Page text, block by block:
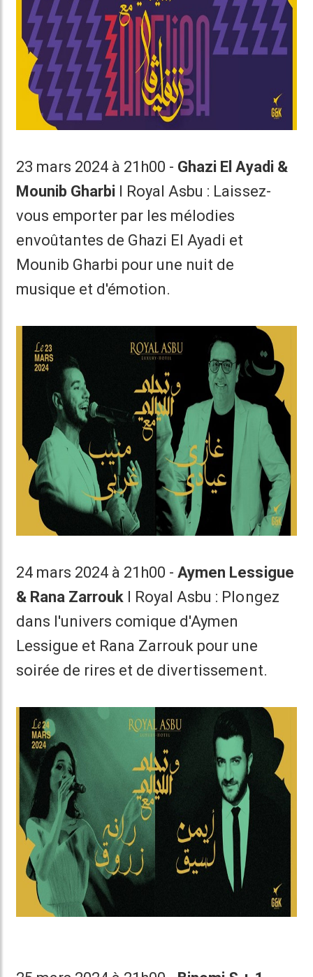
23 mars 2024 à 21h00 - Ghazi El Ayadi &
Mounib Gharbi I Royal Asbu : Laissez-
vous emporter par les mélodies
envoûtantes de Ghazi El Ayadi et
Mounib Gharbi pour une nuit de
musique et d'émotion.
24 mars 2024 à 21h00 -Aymen Lessigue
& Rana Zarrouk I Royal Asbu : Plongez
dans l'univers comique d'Aymen
Lessigue et Rana Zarrouk pour une
soirée de rires et de divertissement.